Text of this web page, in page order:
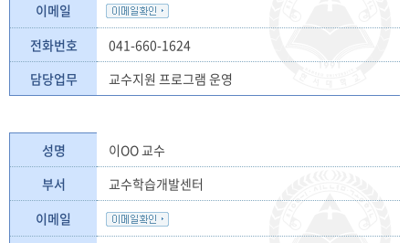
이메일
전화번호
041-660-1624
담당업무
교수지원 프로그램 운영
성명
이OO 교수
부서
교수학습개발센터
이메일